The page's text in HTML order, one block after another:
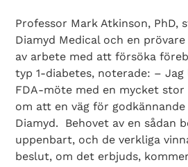
Professor Mark Atkinson, PhD,
Diamyd Medical och en
av arbete med att försöka
typ 1-diabetes, noterade: –
FDA-möte med en mycket stor
om att en väg för
Diamyd. Behovet av en sådan
uppenbart, och de verkliga
beslut, om det erbjuds,